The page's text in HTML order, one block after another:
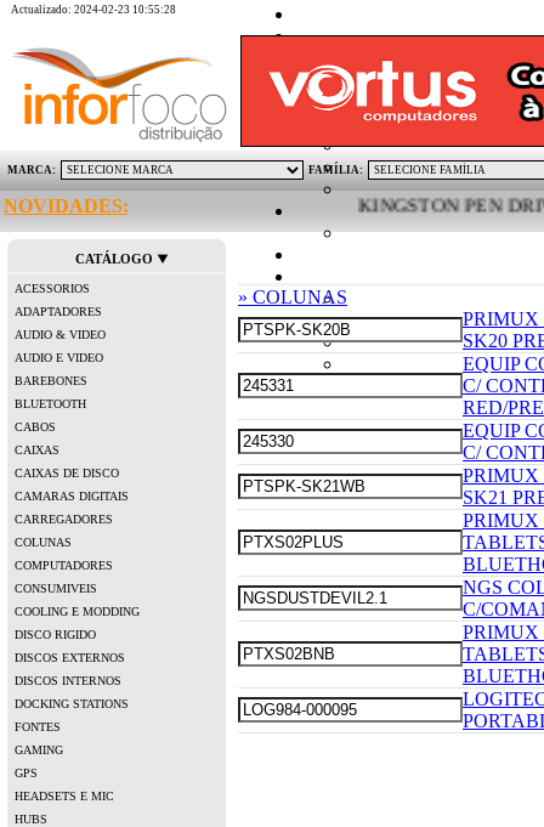
Actualizado: 2024-02-23 10:55:28
MARCA: FAMÍLIA:
NOVIDADES: KINGSTON PEN
CATÁLOGO
ACESSORIOS
ADAPTADORES
AUDIO & VIDEO
AUDIO E VIDEO
BAREBONES
BLUETOOTH
CABOS
CAIXAS
CAIXAS DE DISCO
CAMARAS DIGITAIS
CARREGADORES
COLUNAS
COMPUTADORES
CONSUMIVEIS
COOLING E MODDING
DISCO RIGIDO
DISCOS EXTERNOS
DISCOS INTERNOS
DOCKING STATIONS
FONTES
GAMING
GPS
HEADSETS E MIC
HUBS
» COLUNAS
PRIMUX
SK20
EQUIP
C/
RED/
EQUIP
C/
PRIMUX
SK21
PRIMUX
NGS
C/
PRIMUX